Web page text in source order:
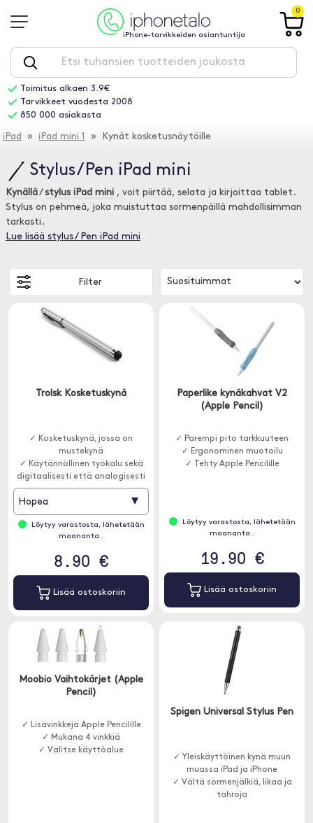
iPhone-tarvikkeiden asiantuntija
0
Toimitus alkaen 3.9€
Tarvikkeet vuodesta 2008
850 000 asiakasta
iPad » iPad mini 1 » Kynät kosketusnäytöille
Stylus / Pen iPad mini
Kynällä/stylus iPad mini , voit piirtää, selata ja kirjoittaa tablet.
Stylus on pehmeä, joka muistuttaa sormenpäillä mahdollisimman
tarkasti.
Lue lisää stylus / Pen iPad mini
Filter
Trolsk Kosketuskynä
✓ Kosketuskynä, jossa on
mustekynä
✓ Käytännöllinen työkalu sekä
digitaalisesti että analogisesti
Hopea ▾
Löytyy varastosta, lähetetään
maananta..
8.90 €
Lisää ostoskoriin
Paperlike kynäkahvat V2
(Apple Pencil)
✓ Parempi pito tarkkuuteen
✓ Ergonominen muotoilu
✓ Tehty Apple Pencilille
Löytyy varastosta, lähetetään
maananta..
19.90 €
Lisää ostoskoriin
Moobio Vaihtokärjet (Apple
Pencil)
✓ Lisävinkkejä Apple Pencilille
✓ Mukana 4 vinkkiä
✓ Valitse käyttöalue
Spigen Universal Stylus Pen
✓ Yleiskäyttöinen kynä muun
muassa iPad ja iPhone
✓ Vältä sormenjälkiä, likaa ja
tahroja